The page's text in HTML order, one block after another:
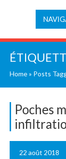
Home» Posts
Poches
22 août 2018